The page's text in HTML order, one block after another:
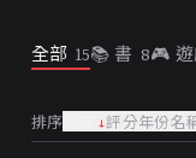
全部 15📚 書 8🎮
排序 ↓評分年份名